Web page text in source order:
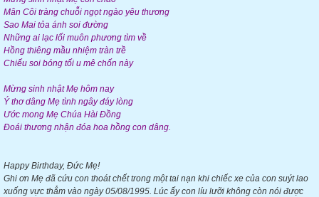
Mân Côi tràng chuỗi ngọt ngào yêu thương
Sao Mai tỏa ánh soi đường
Những ai lạc lối muôn phương tìm về
Hồng thiêng mầu nhiệm tràn trề
Chiếu soi bóng tối u mê chốn này
Mừng sinh nhật Mẹ hôm nay
Ý thơ dâng Mẹ tình ngây đáy lòng
Ước mong Mẹ Chúa Hài Đồng
Đoái thương nhận đóa hoa hồng con dâng.
Happy Birthday, Đức Mẹ!
Ghi ơn Mẹ đã cứu con thoát chết trong một tai nạn khi chiếc xe của con suýt lao
xuống vực thẳm vào ngày 05/08/1995. Lúc ấy con líu lưỡi không còn nói được